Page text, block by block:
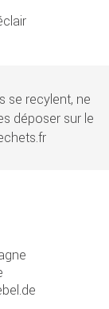
se recylent, ne
déposer sur le